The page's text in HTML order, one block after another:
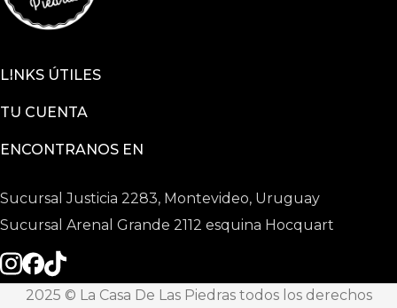
LINKS ÚTILES
TU CUENTA
ENCONTRANOS EN
Sucursal Justicia 2283, Montevideo, Uruguay
Sucursal Arenal Grande 2112 esquina Hocquart
2025 © La Casa De Las Piedras todos los derechos